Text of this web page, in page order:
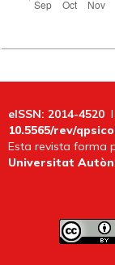
eISSN: 2014-4520 I
10.5565/rev/
Esta revista forma
Universitat